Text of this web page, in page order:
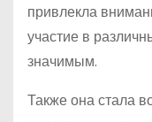
привлекла
участие в
значимым.
Также она стала